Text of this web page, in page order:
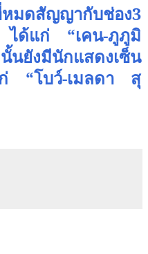
มดสัญญากับช่อง3
ได้แก่ “เคน-ภูภูมิ
ยังมีนักแสดงเซ็น
“โบว์-เมลดา สุ